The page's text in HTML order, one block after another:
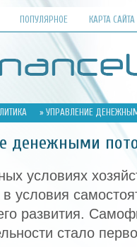
ПОПУЛЯРНОЕ КАРТА САЙТА
» УПРАВЛЕНИЕ
денежными
условиях
условия
развития.
стало